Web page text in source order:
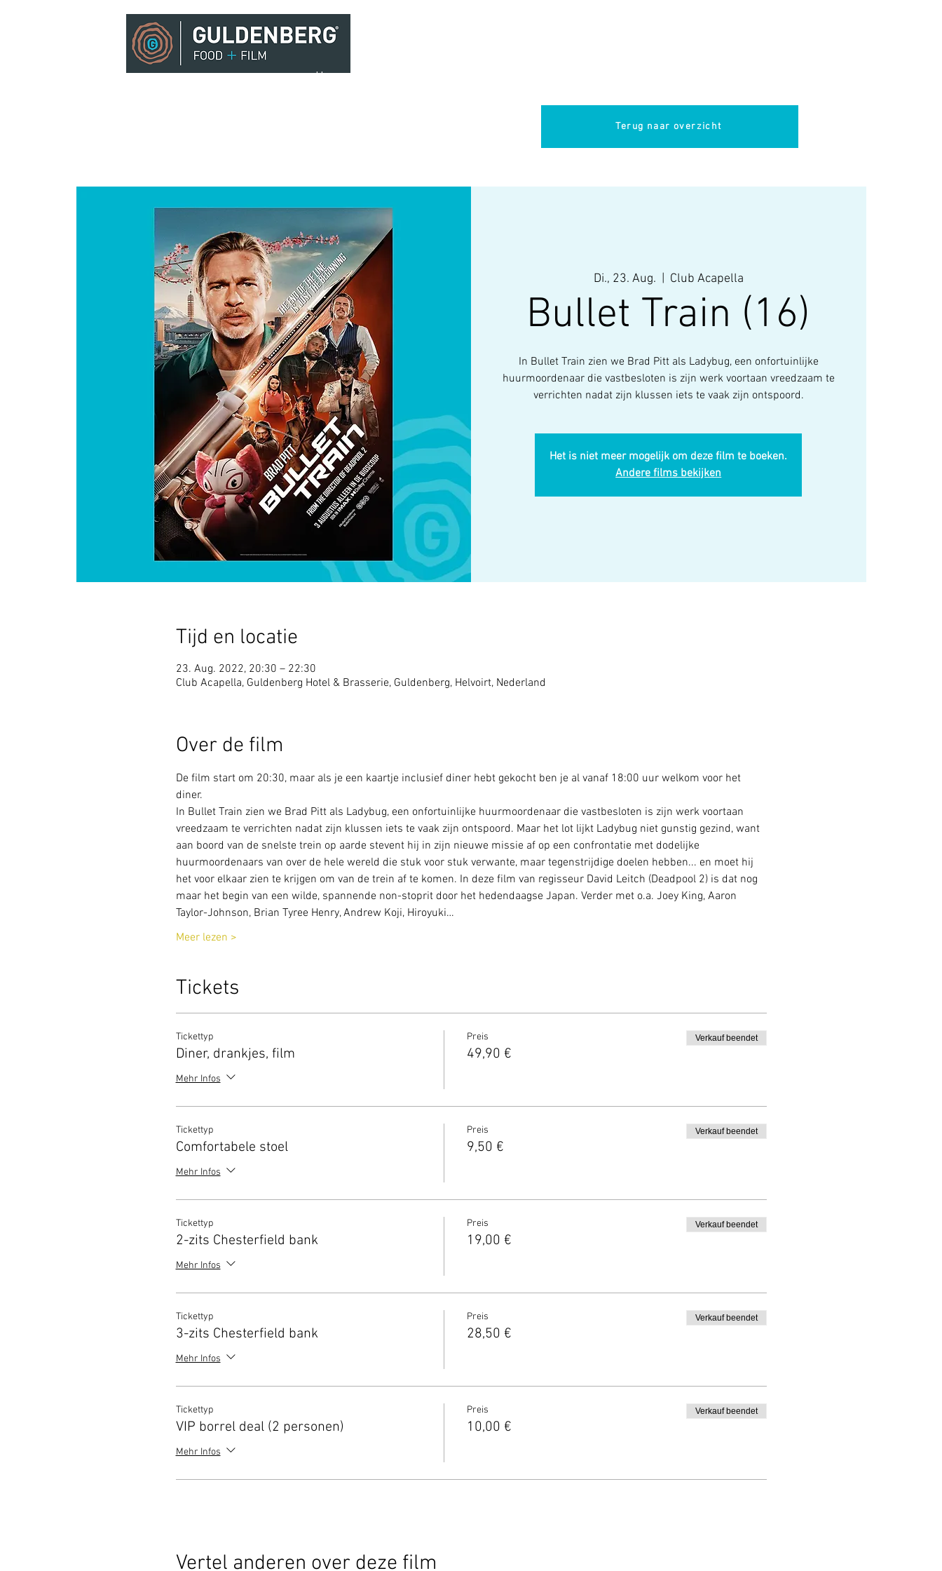
Home
Terug naar overzicht
Di., 23. Aug.
  |
Club Acapella
Bullet Train (16)
In Bullet Train zien we Brad Pitt als Ladybug, een onfortuinlijke
huurmoordenaar die vastbesloten is zijn werk voortaan vreedzaam te
verrichten nadat zijn klussen iets te vaak zijn ontspoord.
Het is niet meer mogelijk om deze film te boeken.
Andere films bekijken
Tijd en locatie
23. Aug. 2022, 20:30 – 22:30
Club Acapella, Guldenberg Hotel & Brasserie, Guldenberg, Helvoirt, Nederland
Over de film
De film start om 20:30, maar als je een kaartje inclusief diner hebt gekocht ben je al vanaf 18:00 uur welkom voor het
diner.
In Bullet Train zien we Brad Pitt als Ladybug, een onfortuinlijke huurmoordenaar die vastbesloten is zijn werk voortaan
vreedzaam te verrichten nadat zijn klussen iets te vaak zijn ontspoord. Maar het lot lijkt Ladybug niet gunstig gezind, want
aan boord van de snelste trein op aarde stevent hij in zijn nieuwe missie af op een confrontatie met dodelijke
huurmoordenaars van over de hele wereld die stuk voor stuk verwante, maar tegenstrijdige doelen hebben... en moet hij
het voor elkaar zien te krijgen om van de trein af te komen. In deze film van regisseur David Leitch (Deadpool 2) is dat nog
maar het begin van een wilde, spannende non-stoprit door het hedendaagse Japan. Verder met o.a. Joey King, Aaron
Taylor-Johnson, Brian Tyree Henry, Andrew Koji, Hiroyuki…
Meer lezen >
Tickets
Tickettyp
Diner, drankjes, film
Mehr Infos
Preis
49,90 €
Verkauf beendet
Tickettyp
Comfortabele stoel
Mehr Infos
Preis
9,50 €
Verkauf beendet
Tickettyp
2-zits Chesterfield bank
Mehr Infos
Preis
19,00 €
Verkauf beendet
Tickettyp
3-zits Chesterfield bank
Mehr Infos
Preis
28,50 €
Verkauf beendet
Tickettyp
VIP borrel deal (2 personen)
Mehr Infos
Preis
10,00 €
Verkauf beendet
Vertel anderen over deze film